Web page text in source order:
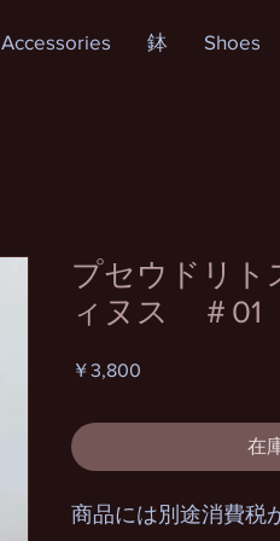
Accessories 鉢 Shoes
プセウドリト
ィヌス ＃01
￥3,800
在
商品には別途消費税